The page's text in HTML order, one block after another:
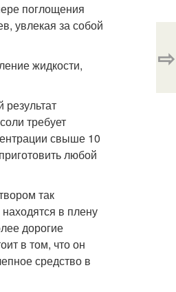
поглощения
увлекая за собой
жидкости,
требует
свыше 10
любой
так
в плену
дорогие
в том, что он
средство в
⇨